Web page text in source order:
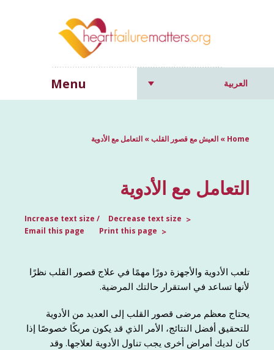
Menu العربية
Home
» العيش مع قصور القلب» التعامل مع الأدوية
التعامل مع الأدوية
Increase text size
Decrease text size
Print this page
Email this page
تلعب الأدوية والأجهزة دورًا مهمًا في علاج قصور القلب نظرًا
لأنها تساعد في استقرار حالتك المرضية.
يحتاج معظم مرضى قصور القلب إلى العديد من الأدوية
للتحقيق أفضل النتائج، الأمر الذي قد يكون مربكًا خصوصًا إذا
كان لديك أمراض أخرى يجب تناول الأدوية لعلاجها. وقد